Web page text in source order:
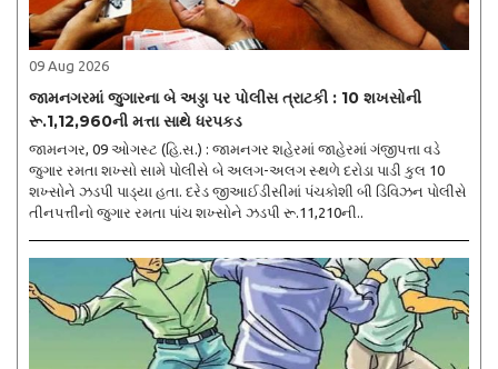
09 Aug 2026
જામનગરમાં જુગારના બે અડ્ડા પર પોલીસ ત્રાટકી : 10 શખસોની
રૂ.1,12,960ની મત્તા સાથે ધરપકડ
જામનગર, 09 ઓગસ્ટ (હિ.સ.) : જામનગર શહેરમાં જાહેરમાં ગંજીપત્તા વડે
જુગાર રમતા શખ્સો સામે પોલીસે બે અલગ-અલગ સ્થળે દરોડા પાડી કુલ 10
શખ્સોને ઝડપી પાડ્યા હતા. દરેડ જીઆઈડીસીમાં પંચકોશી બી ડિવિઝન પોલીસે
તીનપત્તીનો જુગાર રમતા પાંચ શખ્સોને ઝડપી રૂ.11,210ની..